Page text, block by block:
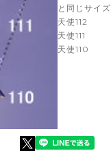
と同じサイズ
天使112
天使111
天使110